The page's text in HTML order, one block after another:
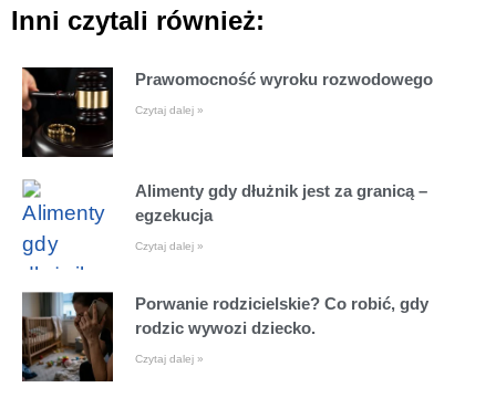
Inni czytali również:
Prawomocność wyroku rozwodowego
Czytaj dalej »
Alimenty gdy dłużnik jest za granicą –
egzekucja
Czytaj dalej »
Porwanie rodzicielskie? Co robić, gdy
rodzic wywozi dziecko.
Czytaj dalej »